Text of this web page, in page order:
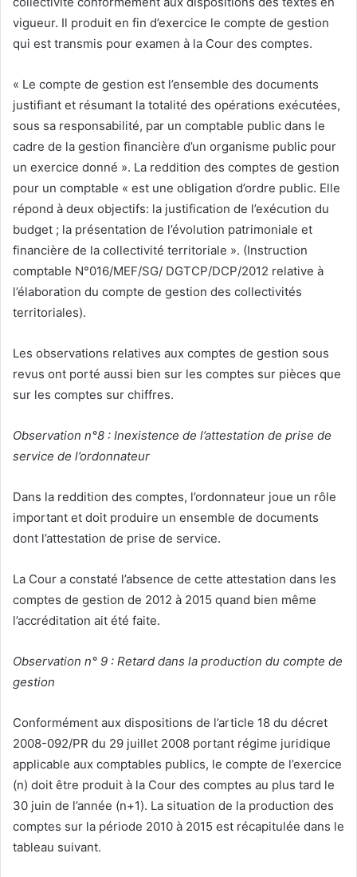
vigueur. Il produit en fin d’exercice le compte de gestion
qui est transmis pour examen à la Cour des comptes.
« Le compte de gestion est l’ensemble des documents
justifiant et résumant la totalité des opérations exécutées,
sous sa responsabilité, par un comptable public dans le
cadre de la gestion financière d’un organisme public pour
un exercice donné ». La reddition des comptes de gestion
pour un comptable « est une obligation d’ordre public. Elle
répond à deux objectifs: la justification de l’exécution du
budget ; la présentation de l’évolution patrimoniale et
financière de la collectivité territoriale ». (Instruction
comptable N°016/MEF/SG/ DGTCP/DCP/2012 relative à
l’élaboration du compte de gestion des collectivités
territoriales).
Les observations relatives aux comptes de gestion sous
revus ont porté aussi bien sur les comptes sur pièces que
sur les comptes sur chiffres.
Observation n°8 : Inexistence de l’attestation de prise de
service de l’ordonnateur
Dans la reddition des comptes, l’ordonnateur joue un rôle
important et doit produire un ensemble de documents
dont l’attestation de prise de service.
La Cour a constaté l’absence de cette attestation dans les
comptes de gestion de 2012 à 2015 quand bien même
l’accréditation ait été faite.
Observation n° 9 : Retard dans la production du compte de
gestion
Conformément aux dispositions de l’article 18 du décret
2008-092/PR du 29 juillet 2008 portant régime juridique
applicable aux comptables publics, le compte de l’exercice
(n) doit être produit à la Cour des comptes au plus tard le
30 juin de l’année (n+1). La situation de la production des
comptes sur la période 2010 à 2015 est récapitulée dans le
tableau suivant.